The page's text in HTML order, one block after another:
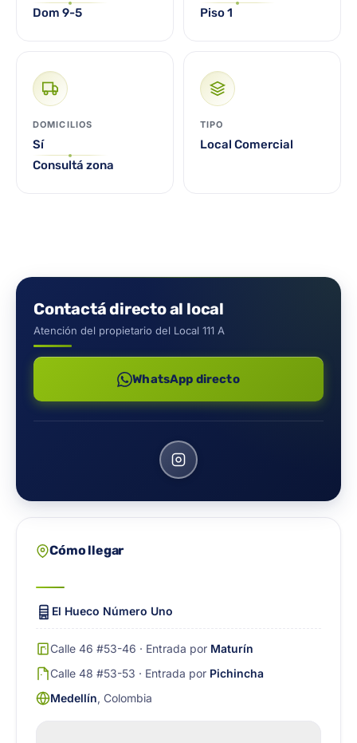
Dom 9-5
Piso 1
DOMICILIOS
Sí
Consultá zona
TIPO
Local Comercial
Contactá directo al local
Atención del propietario del Local 111 A
WhatsApp directo
Cómo llegar
El Hueco Número Uno
Calle 46 #53-46 · Entrada por Maturín
Calle 48 #53-53 · Entrada por Pichincha
Medellín, Colombia